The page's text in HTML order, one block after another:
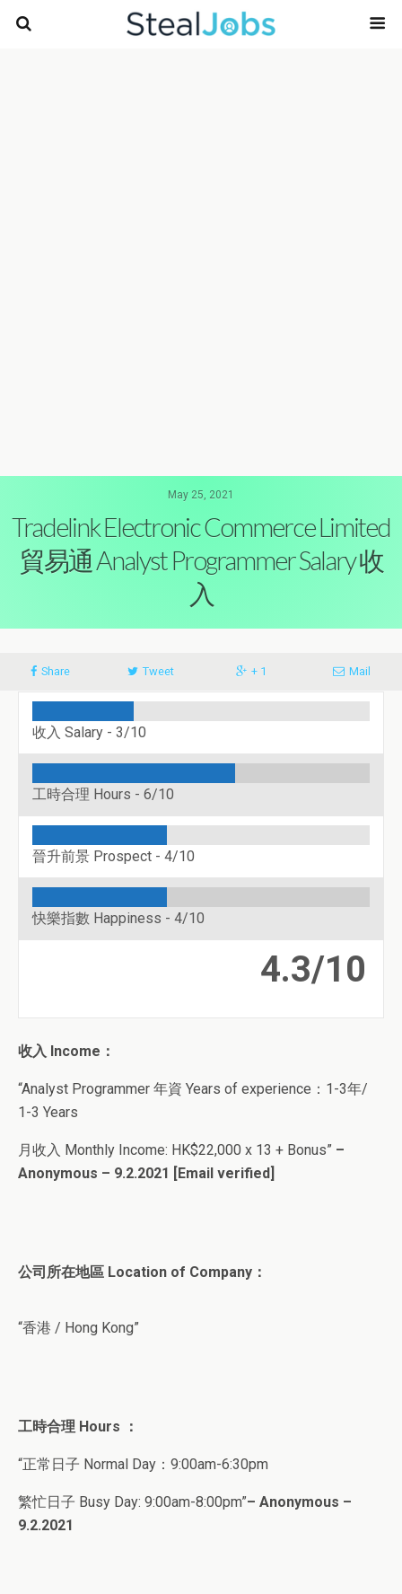
May 25, 2021
Tradelink Electronic Commerce Limited
貿易通 Analyst Programmer Salary 收
入
Share Tweet + 1 Mail
收入 Salary - 3/10
工時合理 Hours - 6/10
晉升前景 Prospect - 4/10
快樂指數 Happiness - 4/10
4.3/10
收入 Income：
“Analyst Programmer 年資 Years of experience：1-3年/
1-3 Years
月收入 Monthly Income: HK$22,000 x 13 + Bonus” –
Anonymous – 9.2.2021 [Email verified]
公司所在地區 Location of Company：
“香港 / Hong Kong”
工時合理 Hours ：
“正常日子 Normal Day：9:00am-6:30pm
繁忙日子 Busy Day: 9:00am-8:00pm”– Anonymous –
9.2.2021